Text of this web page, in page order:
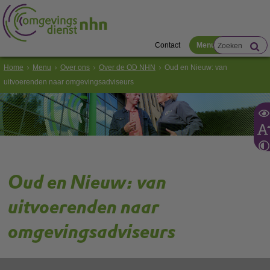
Contact Menu
Home Menu Over ons Over de OD NHN
Oud en Nieuw: van
uitvoerenden naar omgevingsadviseurs
Oud en Nieuw: van
uitvoerenden naar
omgevingsadviseurs